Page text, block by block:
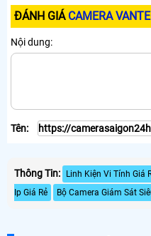
Lắp Camera Wifi Giá Rẻ
Lắp Camera Công Trình Giá
ĐÁNH GIÁ CAMERA
Nội dung:
Tên:
Thông Tin: Linh Kiện Vi Tính Giá
Ip Giá Rẻ
Bộ Camera Giám Sát